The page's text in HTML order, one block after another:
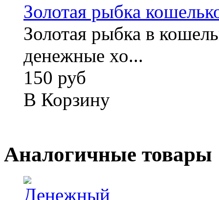
Золотая рыбка
Золотая рыбка в
денежные хо...
150 руб
В Корзину
Аналогичные товары